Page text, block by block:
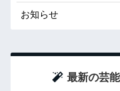
お知らせ
最新の芸